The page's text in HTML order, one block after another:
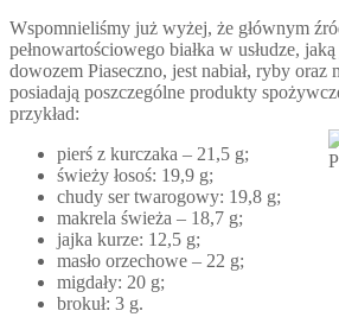
Wspomnieliśmy już wyżej, że głównym
pełnowartościowego białka w usłudze,
dowozem Piaseczno, jest nabiał, ryby oraz
posiadają poszczególne produkty
przykład:
pierś z kurczaka – 21,5 g;
świeży łosoś: 19,9 g;
chudy ser twarogowy: 19,8 g;
makrela świeża – 18,7 g;
jajka kurze: 12,5 g;
masło orzechowe – 22 g;
migdały: 20 g;
brokuł: 3 g.